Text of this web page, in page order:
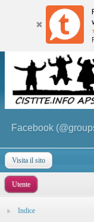
Facebook
Visita il sito
Utente
Indice